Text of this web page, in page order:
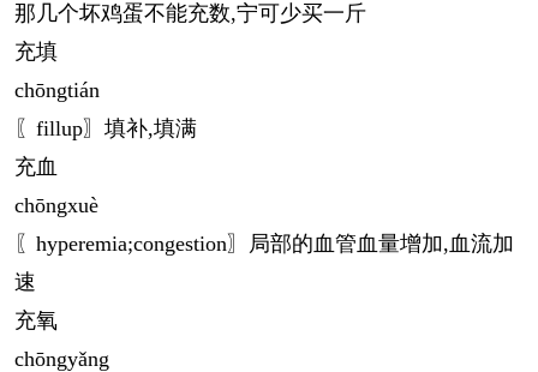
那几个坏鸡蛋不能充数,宁可少买一斤
充填
chōngtián
〖fillup〗填补,填满
充血
chōngxuè
〖hyperemia;congestion〗局部的血管血量增加,血流加
速
充氧
chōngyǎng